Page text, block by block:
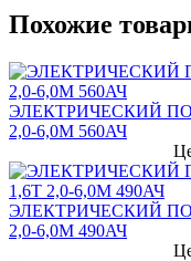
Похожие
ЭЛЕКТРИЧЕСКИЙ
2,0-6,0М 560АЧ
ЭЛЕКТРИЧЕСКИЙ
2,0-6,0М 490АЧ